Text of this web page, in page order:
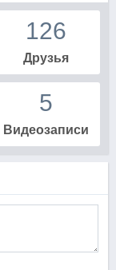
126
Друзья
5
Видеозаписи